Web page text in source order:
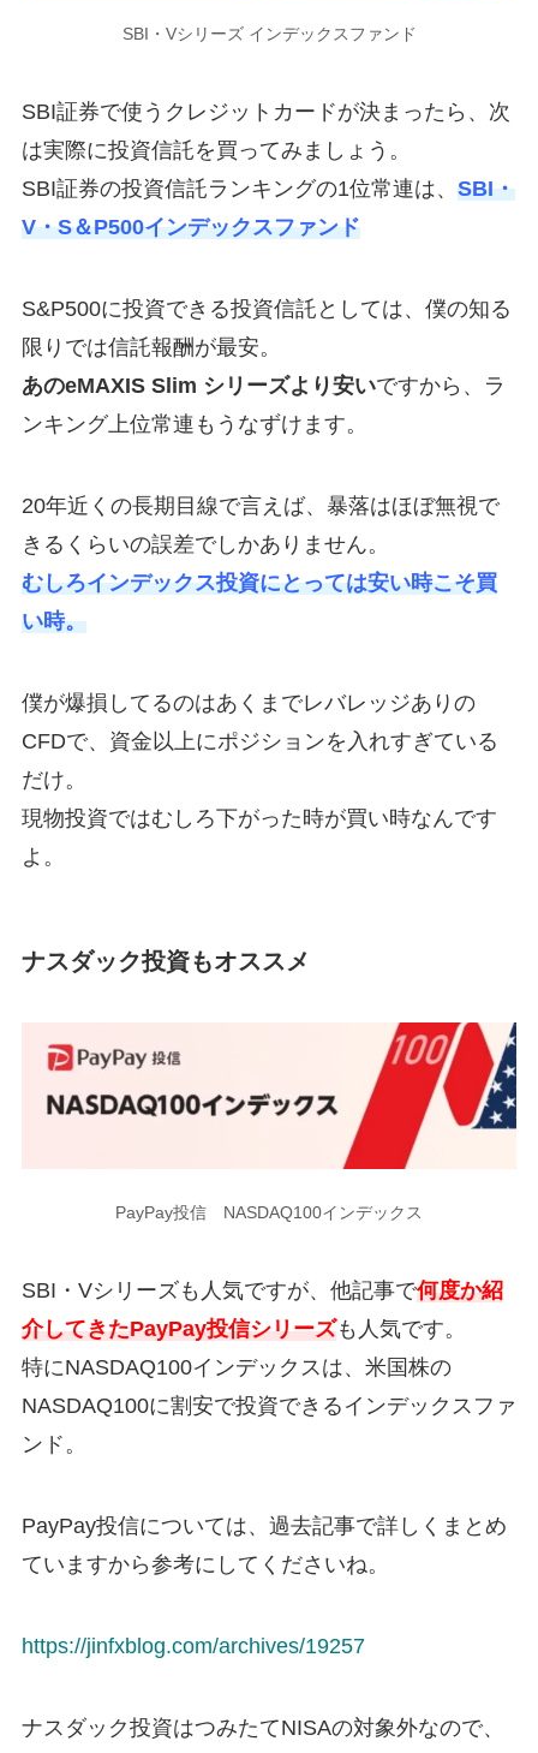
SBI・Vシリーズ インデックスファンド
SBI証券で使うクレジットカードが決まったら、次
は実際に投資信託を買ってみましょう。
SBI証券の投資信託ランキングの1位常連は、 SBI・
V・S＆P500インデックスファンド
S&P500に投資できる投資信託としては、僕の知る
限りでは信託報酬が最安。
あのeMAXIS Slim シリーズより安いですから、ラ
ンキング上位常連もうなずけます。
20年近くの長期目線で言えば、暴落はほぼ無視で
きるくらいの誤差でしかありません。
むしろインデックス投資にとっては安い時こそ買
い時。
僕が爆損してるのはあくまでレバレッジありの
CFDで、資金以上にポジションを入れすぎている
だけ。
現物投資ではむしろ下がった時が買い時なんです
よ。
ナスダック投資もオススメ
PayPay投信 NASDAQ100インデックス
SBI・Vシリーズも人気ですが、他記事で何度か紹
介してきたPayPay投信シリーズも人気です。
特にNASDAQ100インデックスは、米国株の
NASDAQ100に割安で投資できるインデックスファ
ンド。
PayPay投信については、過去記事で詳しくまとめ
ていますから参考にしてくださいね。
https://jinfxblog.com/archives/19257
ナスダック投資はつみたてNISAの対象外なので、